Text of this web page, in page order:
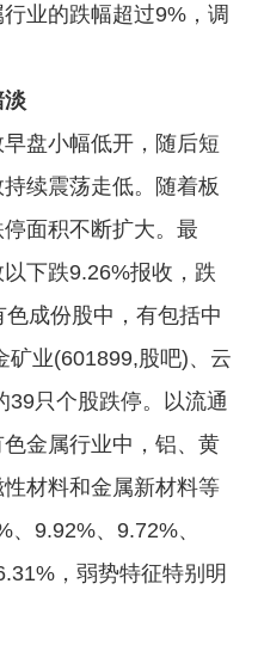
业的跌幅超过9%，调
淡
盘小幅低开，随后短
续震荡走低。随着板
面积不断扩大。最
下跌9.26%报收，跌
成份股中，有包括中
矿业(601899,股吧)、云
39只个股跌停。以流通
金属行业中，铝、黄
材料和金属新材料等
9.92%、9.72%、
，弱势特征特别明